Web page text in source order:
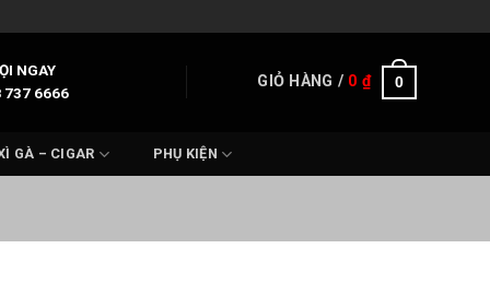
NGAY
737 6666
GIỎ HÀNG / 0₫ 0
GÀ – CIGAR PHỤ KIỆN